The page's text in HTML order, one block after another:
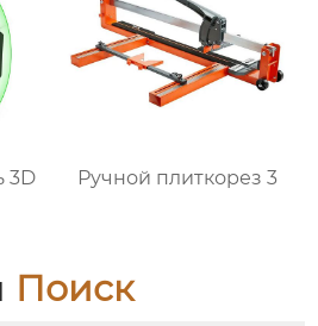
3D Ручной плиткорез 3
Поиск